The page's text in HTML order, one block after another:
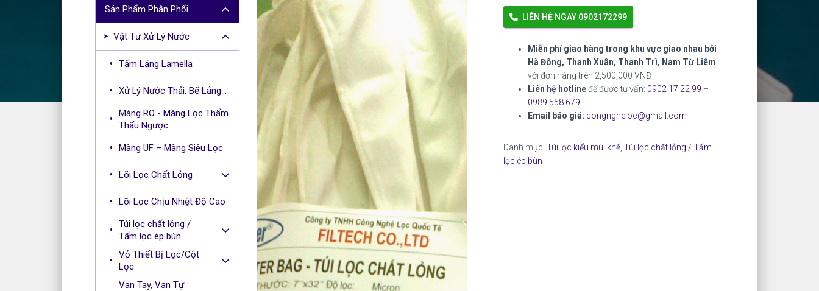
Sản Phẩm Phân Phối
Vật Tư Xử Lý Nước
Tấm Lắng Lamella
Xử Lý Nước Thải, Bể Lắng...
Màng RO - Màng Lọc Thẩm
Thấu Ngược
Màng UF – Màng Siêu Lọc
Lõi Lọc Chất Lỏng
Lõi Lọc Chịu Nhiệt Độ Cao
Túi lọc chất lỏng /
Tấm lọc ép bùn
Vỏ Thiết Bị Lọc/Cột
Lọc
Van Tay, Van Tự
LIÊN HỆ NGAY 0902172299
Miễn phí giao hàng trong khu vực giao nhau bởi
Hà Đông, Thanh Xuân, Thanh Trì, Nam Từ Liêm
với đơn hàng trên 2,500,000 VNĐ
Liên hệ hotlineđể được tư vấn: 0902 17 22 99 –
0989 558 679
Email báo giá: congngheloc@gmail.com
Danh mục:Túi lọc kiểu múi khế,Túi lọc chất lỏng / Tấm
lọc ép bùn